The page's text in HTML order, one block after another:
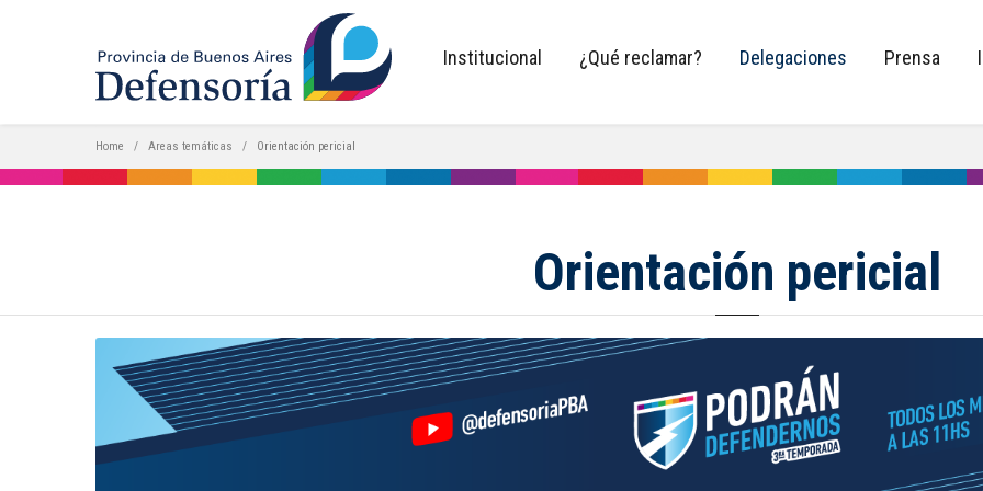
Institucional ¿Qué reclamar? Delegaciones Prensa
Home Areas temáticas Orientación pericial
Orientación pericial